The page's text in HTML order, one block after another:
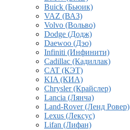
Buick (Бьюик)
VAZ (ВАЗ)
Volvo (Вольво)
Dodge (Додж)
Daewoo (Дэо)
Infiniti (Инфинити)
Cadillac (Кадиллак)
CAT (КЭТ)
KIA (КИА)
Chrysler (Крайслер)
Lancia (Лянча)
Land-Rover (Ленд Ровер)
Lexus (Лексус)
Lifan (Лифан)